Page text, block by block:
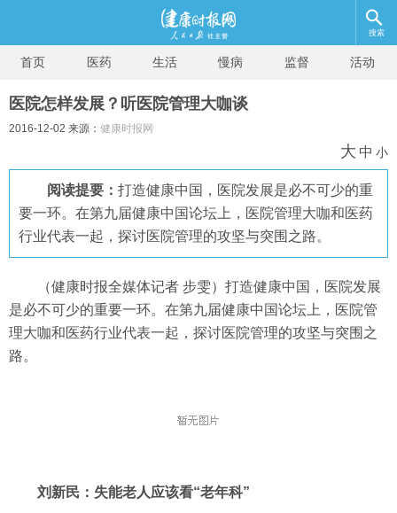
搜索
首页 医药 生活 慢病 监督 活动
医院怎样发展？听医院管理大咖谈
2016-12-02 来源： 健康时报网
大 中 小
阅读提要： 打造健康中国，医院发展是必不可少的重
要一环。在第九届健康中国论坛上，医院管理大咖和医药
行业代表一起，探讨医院管理的攻坚与突围之路。
（健康时报全媒体记者 步雯） 打造健康中国，医院发展
是必不可少的重要一环。在第九届健康中国论坛上，医院管
理大咖和医药行业代表一起，探讨医院管理的攻坚与突围之
路。
刘新民：失能老人应该看“老年科”